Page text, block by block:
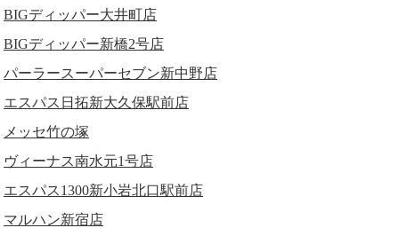
BIGディッパー大井町店
BIGディッパー新橋2号店
パーラースーパーセブン新中野店
エスパス日拓新大久保駅前店
メッセ竹の塚
ヴィーナス南水元1号店
エスパス1300新小岩北口駅前店
マルハン新宿店